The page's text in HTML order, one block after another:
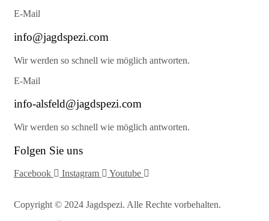
E-Mail
info@jagdspezi.com
Wir werden so schnell wie möglich antworten.
E-Mail
info-alsfeld@jagdspezi.com
Wir werden so schnell wie möglich antworten.
Folgen Sie uns
Facebook Instagram Youtube
Copyright © 2024 Jagdspezi. Alle Rechte vorbehalten.